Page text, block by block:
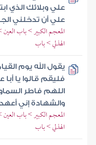
علي وبلائك الذي
علي أن تدخلني
المعجم الكبير > باب
الهذلي > باب
يقول الله يوم
فليقم قالوا يا
اللهم فاطر
والشهادة إني
المعجم الكبير > باب
الهذلي > باب